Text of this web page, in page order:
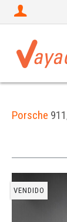
Porsche
VENDIDO